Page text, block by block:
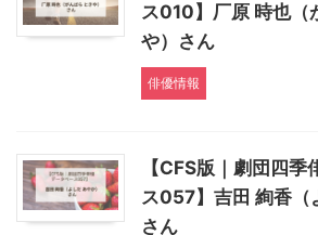
ス010】厂原 時也（
や）さん
俳優情報
【CFS版｜劇団四
ス057】吉田 絢香（
さん